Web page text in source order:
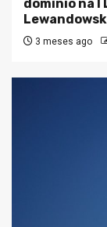
domínio na I
3 meses ago